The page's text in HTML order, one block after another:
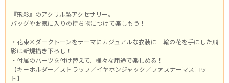
『飛影』のアクリル製アクセサリー。
バッグやお気に入りの持ち物につけて楽しもう！
・花束×ダークトーンをテーマにカジュアルな衣装に一輪の花を手にした飛
影は新規描き下ろし！
・付属のパーツを付け替えて、様々な用途で楽しめる！
【キーホルダー／ストラップ／イヤホンジャック／ファスナーマスコッ
ト】